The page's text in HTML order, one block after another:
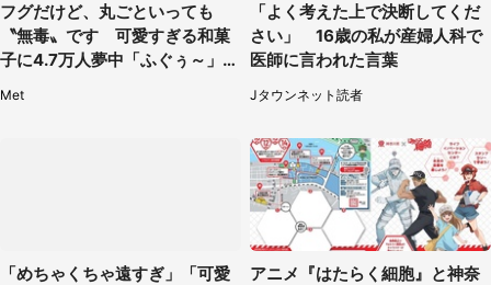
フグだけど、丸ごといっても
〝無毒〟です 可愛すぎる和菓
子に4.7万人夢中「ふぐぅ～」
Met
「よく考えた上で決断してくだ
さい」 16歳の私が産婦人科で
医師に言われた言葉
Jタウンネット読者
「めちゃくちゃ遠すぎ」「可愛
アニメ『はたらく細胞』と神奈